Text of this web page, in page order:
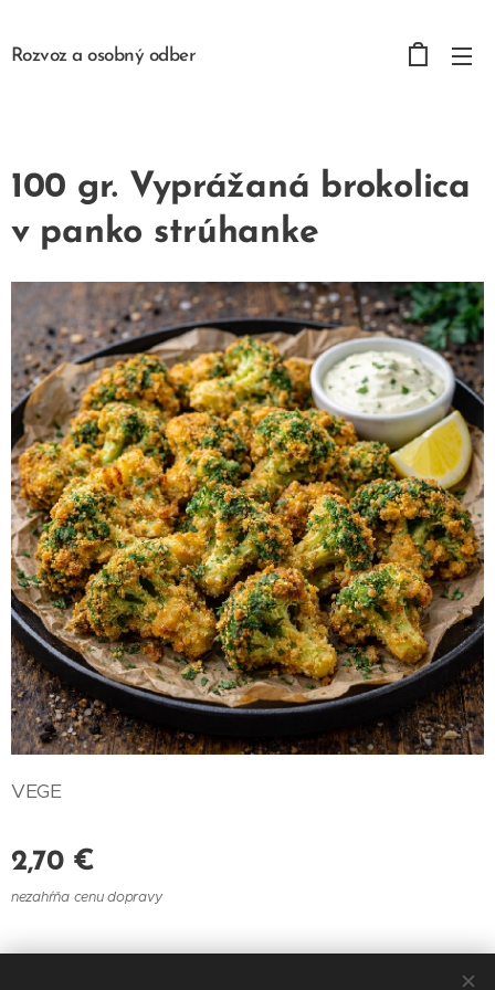
Rozvoz a osobný odber
100 gr. Vyprážaná brokolica
v panko strúhanke
VEGE
2,70€
nezahŕňa cenu dopravy